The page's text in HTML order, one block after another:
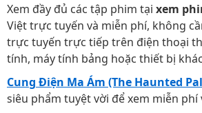
Xem đầy đủ các tập phim tại xem
Việt trực tuyến và miễn phí, không
trực tuyến trực tiếp trên điện thoại
tính, máy tính bảng hoặc thiết bị
Cung Điện Ma Ám (The Haunted
siêu phẩm tuyệt vời để xem miễn phí